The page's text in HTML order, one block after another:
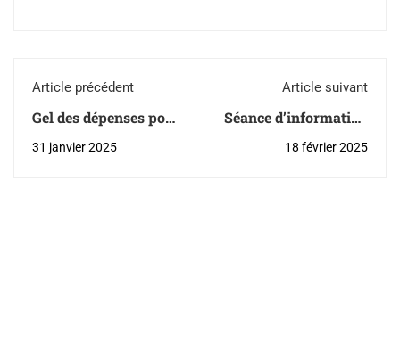
Article précédent
Gel des dépenses pour
31 janvier 2025
Article suivant
Séance d’information
direction et direction
18 février 2025